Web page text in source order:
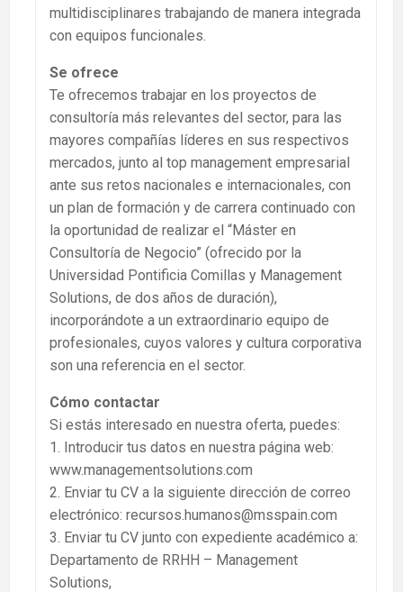
multidisciplinares trabajando de manera integrada
con equipos funcionales.
Se ofrece
Te ofrecemos trabajar en los proyectos de
consultoría más relevantes del sector, para las
mayores compañías líderes en sus respectivos
mercados, junto al top management empresarial
ante sus retos nacionales e internacionales, con
un plan de formación y de carrera continuado con
la oportunidad de realizar el “Máster en
Consultoría de Negocio” (ofrecido por la
Universidad Pontificia Comillas y Management
Solutions, de dos años de duración),
incorporándote a un extraordinario equipo de
profesionales, cuyos valores y cultura corporativa
son una referencia en el sector.
Cómo contactar
Si estás interesado en nuestra oferta, puedes:
1. Introducir tus datos en nuestra página web:
www.managementsolutions.com
2. Enviar tu CV a la siguiente dirección de correo
electrónico: recursos.humanos@msspain.com
3. Enviar tu CV junto con expediente académico a:
Departamento de RRHH – Management
Solutions,